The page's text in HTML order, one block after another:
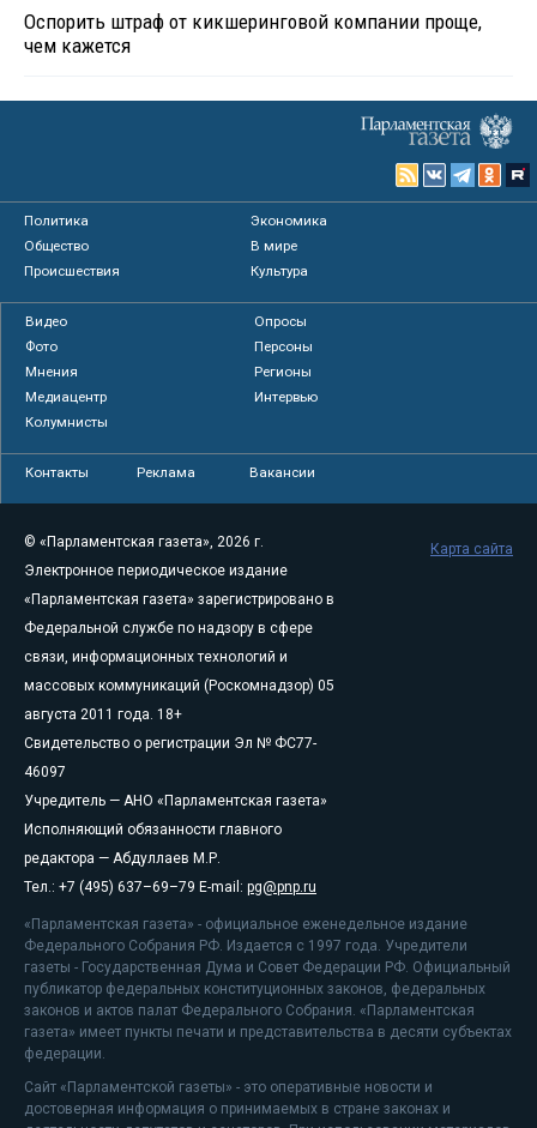
Оспорить штраф от кикшеринговой компании проще,
чем кажется
Политика
Экономика
Общество
В мире
Происшествия
Культура
Видео
Опросы
Фото
Персоны
Мнения
Регионы
Медиацентр
Интервью
Колумнисты
Контакты Реклама Вакансии
© «Парламентская газета», 2026 г.
Электронное периодическое издание
«Парламентская газета» зарегистрировано в
Федеральной службе по надзору в сфере
связи, информационных технологий и
массовых коммуникаций (Роскомнадзор) 05
августа 2011 года. 18+
Свидетельство о регистрации Эл № ФС77-
46097
Учредитель — АНО «Парламентская газета»
Исполняющий обязанности главного
редактора — Абдуллаев М.Р.
Тел.: +7 (495) 637–69–79 E-mail: pg@pnp.ru
«Парламентская газета» - официальное еженедельное издание
Федерального Собрания РФ. Издается с 1997 года. Учредители
газеты - Государственная Дума и Совет Федерации РФ. Официальный
публикатор федеральных конституционных законов, федеральных
законов и актов палат Федерального Собрания. «Парламентская
газета» имеет пункты печати и представительства в десяти субъектах
федерации.
Сайт «Парламентской газеты» - это оперативные новости и
достоверная информация о принимаемых в стране законах и
Карта сайта